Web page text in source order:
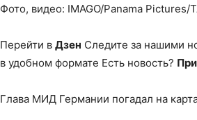
Фото, видео: IMAGO/Panama
Перейти в Дзен Следите за нашими
в удобном формате Есть новость?
Глава МИД Германии погадал на